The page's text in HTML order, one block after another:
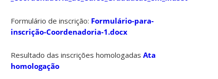
Formulário de inscrição: Formulário-para-
inscrição-Coordenadoria-1.docx
Resultado das inscrições homologadasAta
homologação